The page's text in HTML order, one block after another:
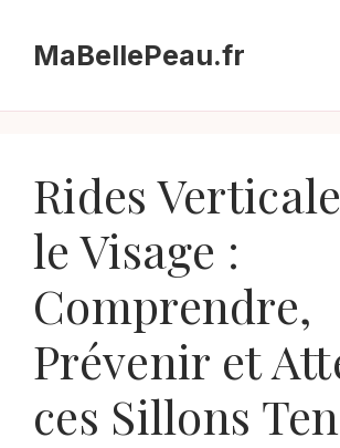
contenuMaBellePeau.fr
Rides
le Visage :
Comprendre,
Prévenir et
ces Sillons